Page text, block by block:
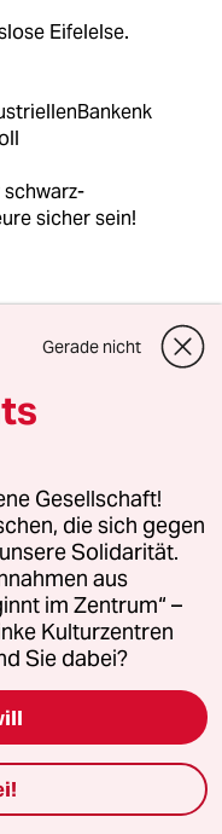
Eifelelse.
schwarz-
sicher sein!
Nahles will
Ein Kritiker
vor dem
begrüßen
zur
jederzeit
kleine
zu sein,
Präsident der
Arbeitgeber,
Gerade nicht
Gesellschaft!
die sich gegen
Solidarität.
aus
im Zentrum“ –
Kulturzentren
Sie dabei?